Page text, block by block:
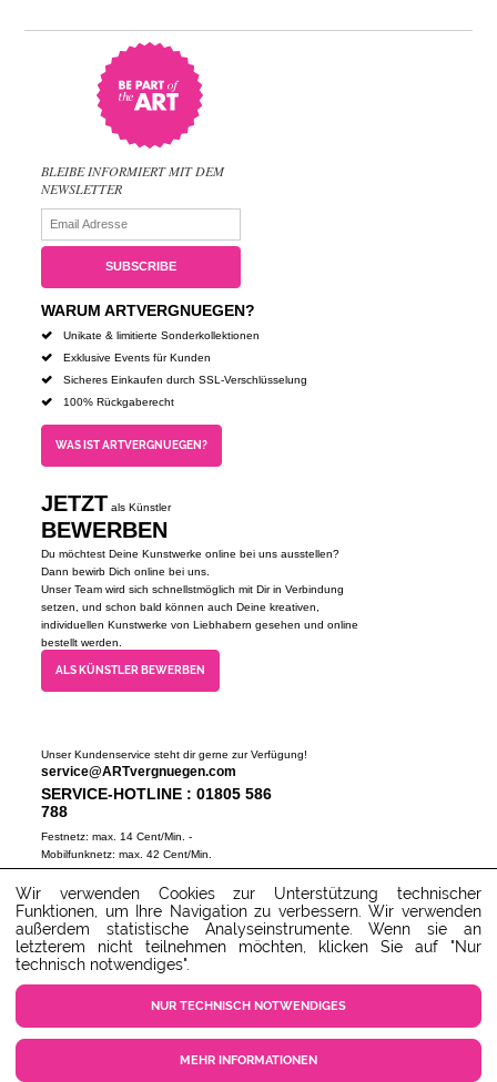
BLEIBE INFORMIERT MIT DEM
NEWSLETTER
WARUM ARTVERGNUEGEN?
Unikate & limitierte Sonderkollektionen
Exklusive Events für Kunden
Sicheres Einkaufen durch SSL-Verschlüsselung
100% Rückgaberecht
WAS IST ARTVERGNUEGEN?
JETZT als Künstler
BEWERBEN
Du möchtest Deine Kunstwerke online bei uns ausstellen?
Dann bewirb Dich online bei uns.
Unser Team wird sich schnellstmöglich mit Dir in Verbindung
setzen, und schon bald können auch Deine kreativen,
individuellen Kunstwerke von Liebhabern gesehen und online
bestellt werden.
ALS KÜNSTLER BEWERBEN
Unser Kundenservice steht dir gerne zur Verfügung!
service@ARTvergnuegen.com
SERVICE-HOTLINE : 01805 586
788
Festnetz: max. 14 Cent/Min. -
Mobilfunknetz: max. 42 Cent/Min.
(Mo-Do 9-18 Uhr, Fr 9-16 Uhr)
ZUM SERVICECENTER
Wir verwenden Cookies zur Unterstützung technischer
Funktionen, um Ihre Navigation zu verbessern. Wir verwenden
außerdem statistische Analyseinstrumente. Wenn sie an
letzterem nicht teilnehmen möchten, klicken Sie auf "Nur
technisch notwendiges".
NUR TECHNISCH NOTWENDIGES
MEHR INFORMATIONEN